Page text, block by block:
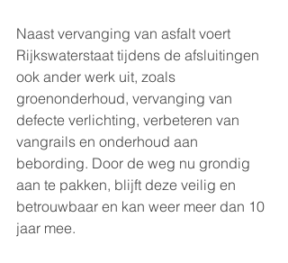
Naast vervanging van asfalt voert
Rijkswaterstaat tijdens de afsluitingen
ook ander werk uit, zoals
groenonderhoud, vervanging van
defecte verlichting, verbeteren van
vangrails en onderhoud aan
bebording. Door de weg nu grondig
aan te pakken, blijft deze veilig en
betrouwbaar en kan weer meer dan 10
jaar mee.